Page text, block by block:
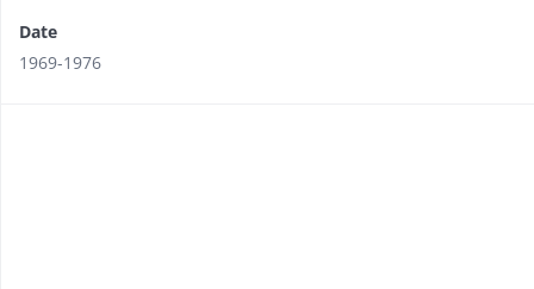
Date
1969-1976